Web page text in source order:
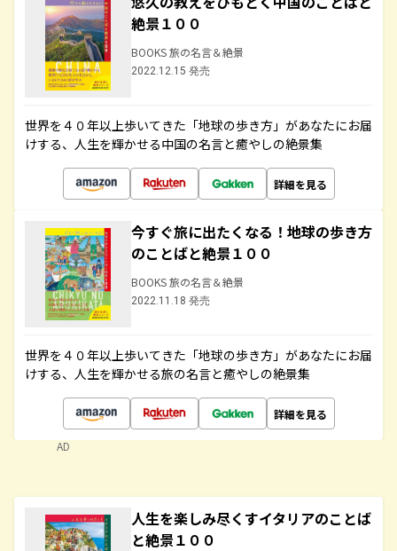
絶景１００
BOOKS 旅の名言＆絶景
2022.12.15 発売
世界を４０年以上歩いてきた「地球の歩き方」があなたにお届
けする、人生を輝かせる中国の名言と癒やしの絶景集
詳細を見る
今すぐ旅に出たくなる！地球の歩き方
のことばと絶景１００
BOOKS 旅の名言＆絶景
2022.11.18 発売
世界を４０年以上歩いてきた「地球の歩き方」があなたにお届
けする、人生を輝かせる旅の名言と癒やしの絶景集
詳細を見る
AD
人生を楽しみ尽くすイタリアのことば
と絶景１００